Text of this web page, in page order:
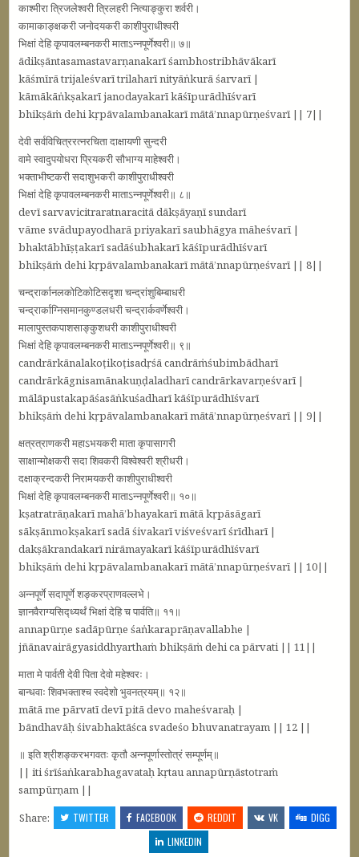
काश्मीरा त्रिजलेश्वरी त्रिलहरी नित्याङ्कुरा शर्वरी।
कामाकाङ्क्षकरी जनोदयकरी काशीपुराधीश्वरी
भिक्षां देहि कृपावलम्बनकरी माताऽन्नपूर्णेश्वरी॥ ७॥
ādikṣāntasamastavarṇanakarī śambhostribhāvākarī
kāśmīrā trijaleśvarī trilaharī nityāṅkurā śarvarī |
kāmākāṅkṣakarī janodayakarī kāśīpurādhīśvarī
bhikṣāṁ dehi kṛpāvalambanakarī mātā’nnapūrṇeśvarī || 7||
देवी सर्वविचित्ररत्नरचिता दाक्षायणी सुन्दरी
वामे स्वादुपयोधरा प्रियकरी सौभाग्य माहेश्वरी।
भक्ताभीष्टकरी सदाशुभकरी काशीपुराधीश्वरी
भिक्षां देहि कृपावलम्बनकरी माताऽन्नपूर्णेश्वरी॥ ८॥
devī sarvavicitraratnaracitā dākṣāyaṇī sundarī
vāme svādupayodharā priyakarī saubhāgya māheśvarī |
bhaktābhīṣṭakarī sadāśubhakarī kāśīpurādhīśvarī
bhikṣāṁ dehi kṛpāvalambanakarī mātā’nnapūrṇeśvarī || 8||
चन्द्रार्कानलकोटिकोटिसदृशा चन्द्रांशुबिम्बाधरी
चन्द्रार्काग्निसमानकुण्डलधरी चन्द्रार्कवर्णेश्वरी।
मालापुस्तकपाशसाङ्कुशधरी काशीपुराधीश्वरी
भिक्षां देहि कृपावलम्बनकरी माताऽन्नपूर्णेश्वरी॥ ९॥
candrārkānalakoṭikoṭisadṛśā candrāṁśubimbādharī
candrārkāgnisamānakuṇḍaladharī candrārkavarṇeśvarī |
mālāpustakapāśasāṅkuśadharī kāśīpurādhīśvarī
bhikṣāṁ dehi kṛpāvalambanakarī mātā’nnapūrṇeśvarī || 9||
क्षत्रत्राणकरी महाऽभयकरी माता कृपासागरी
साक्षान्मोक्षकरी सदा शिवकरी विश्वेश्वरी श्रीधरी।
दक्षाक्रन्दकरी निरामयकरी काशीपुराधीश्वरी
भिक्षां देहि कृपावलम्बनकरी माताऽन्नपूर्णेश्वरी॥ १०॥
kṣatratrāṇakarī mahā’bhayakarī mātā kṛpāsāgarī
sākṣānmokṣakarī sadā śivakarī viśveśvarī śrīdharī |
dakṣākrandakarī nirāmayakarī kāśīpurādhīśvarī
bhikṣāṁ dehi kṛpāvalambanakarī mātā’nnapūrṇeśvarī || 10||
अन्नपूर्णे सदापूर्णे शङ्करप्राणवल्लभे।
ज्ञानवैराग्यसिद्ध्यर्थं भिक्षां देहि च पार्वति॥ ११॥
annapūrṇe sadāpūrṇe śaṅkaraprāṇavallabhe |
jñānavairāgyasiddhyarthaṁ bhikṣāṁ dehi ca pārvati || 11||
माता मे पार्वती देवी पिता देवो महेश्वरः।
बान्धवाः शिवभक्ताश्च स्वदेशो भुवनत्रयम्‌॥ १२॥
mātā me pārvatī devī pitā devo maheśvaraḥ |
bāndhavāḥ śivabhaktāśca svadeśo bhuvanatrayam || 12 ||
॥ इति श्रीशङ्करभगवतः कृतौ अन्नपूर्णास्तोत्रं सम्पूर्णम्‌॥
|| iti śrīśaṅkarabhagavataḥ kṛtau annapūrṇāstotraṁ
sampūrṇam ||
Share:
TWITTER FACEBOOK REDDIT VK
DIGG
LINKEDIN